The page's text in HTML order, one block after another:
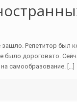
зашло. Репетитор был
было дороговато.
самообразование. […]